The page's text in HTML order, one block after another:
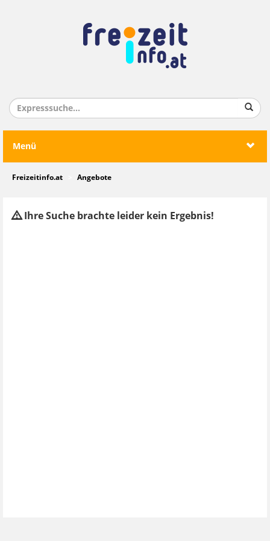
Menü
Freizeitinfo.at Angebote
Ihre Suche brachte leider kein Ergebnis!